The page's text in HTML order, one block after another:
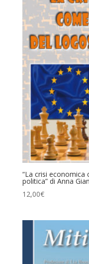
“La crisi economica
politica” di Anna
12,00€